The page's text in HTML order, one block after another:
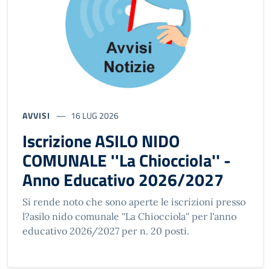
AVVISI 16 LUG 2026
Iscrizione ASILO NIDO
COMUNALE ''La Chiocciola'' -
Anno Educativo 2026/2027
Si rende noto che sono aperte le iscrizioni presso
l?asilo nido comunale ''La Chiocciola'' per l'anno
educativo 2026/2027 per n. 20 posti.